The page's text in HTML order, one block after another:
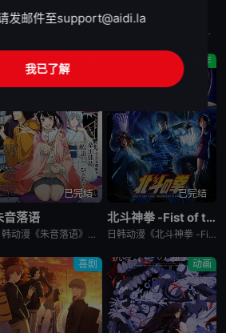
本三国 我独自盗墓
日韩动漫《我独自盗墓》又名：盗墓王,盗掘王,Tomb Raider King,トウクツオウ,도굴왕，讲述了：2025年，世界各处惊现古墓，获得墓中“宝物”之人便能获得先人的异能，全世界为获得宝物而疯狂
已完结
音落语
日韩动漫《朱音落语》又名：落语朱音,Akane-banashi,あかね噺，讲述了：朱音从小就非常崇拜身为落语家的父亲，经常在门后偷看父亲练习的模样。然而，父亲参加「真打」晋升测验却遭到无情地逐出师门之
动作
已完结
北斗神拳 -Fist of the North Star-
日韩动漫《北斗神拳 -Fist of the North Star-》又名：北⽃之拳 -Fist of the North Star-,北斗の拳 -FIST OF THE NORTH STAR-，讲述
喜剧 动画
发邮件至support@aidi.la
我已了解